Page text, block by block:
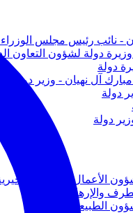
- نائب رئيس مجلس الوزراء
دولة لشؤون التعاون
دولة
آل نهيان - وزير دولة
دولة
دولة
الأعمال والأعمال
والإرهاب
الطبيعة